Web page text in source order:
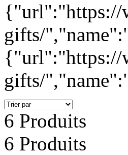
{"url":"https://
gifts/
{"url":"https://
gifts/
6 Produits
6 Produits